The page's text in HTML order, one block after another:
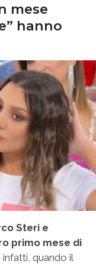
mese
hanno
Steri e
primo mese di
quando il